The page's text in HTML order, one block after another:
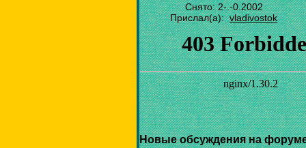
Снято: 2-.-0.2002
Прислал(а):vladivostok
Новые обсуждения на